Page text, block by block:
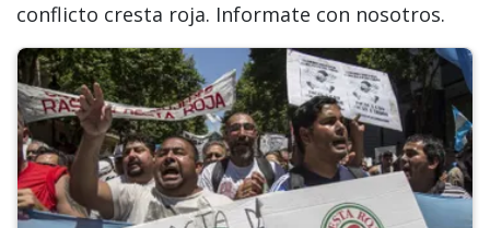
conflicto cresta roja. Informate con nosotros.